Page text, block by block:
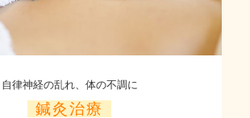
自律神経の乱れ、体の不調に
鍼灸治療